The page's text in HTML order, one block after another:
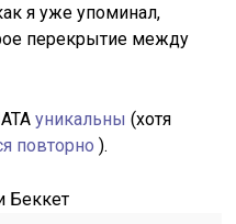
я уже упоминал,
перекрытие между
уникальны(хотя
повторно).
Беккет